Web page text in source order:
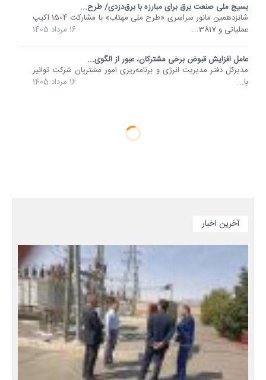
بسیج ملی صنعت برق برای مبارزه با برق‌دزدی/ طرح...
شانزدهمین مانور سراسری «طرح ملی مهتاب» با مشارکت 1504 اکیپ
عملیاتی و 3817...
16 مرداد 1405
عامل افزایش قبوض برخی مشترکان، عبور از الگوی...
مدیرکل دفتر مدیریت انرژی و برنامه‌ریزی امور مشتریان شرکت توانیر
با...
16 مرداد 1405
آخرین اخبار